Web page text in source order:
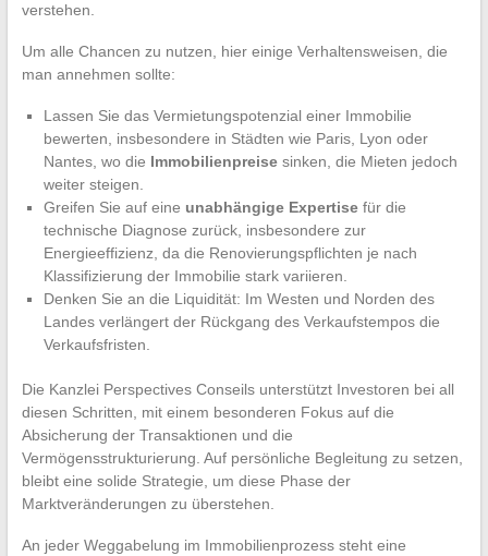
verstehen.
Um alle Chancen zu nutzen, hier einige Verhaltensweisen, die
man annehmen sollte:
Lassen Sie das Vermietungspotenzial einer Immobilie
bewerten, insbesondere in Städten wie Paris, Lyon oder
Nantes, wo die Immobilienpreisesinken, die Mieten jedoch
weiter steigen.
Greifen Sie auf eine unabhängige Expertisefür die
technische Diagnose zurück, insbesondere zur
Energieeffizienz, da die Renovierungspflichten je nach
Klassifizierung der Immobilie stark variieren.
Denken Sie an die Liquidität: Im Westen und Norden des
Landes verlängert der Rückgang des Verkaufstempos die
Verkaufsfristen.
Die Kanzlei Perspectives Conseils unterstützt Investoren bei all
diesen Schritten, mit einem besonderen Fokus auf die
Absicherung der Transaktionen und die
Vermögensstrukturierung. Auf persönliche Begleitung zu setzen,
bleibt eine solide Strategie, um diese Phase der
Marktveränderungen zu überstehen.
An jeder Weggabelung im Immobilienprozess steht eine